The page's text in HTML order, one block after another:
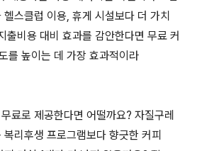
스클럽 이용, 휴게 시설보다 더 가치
출비용 대비 효과를 감안한다면 무료 커
를 높이는 데 가장 효과적이라
료로 제공한다면 어떨까요? 자질구레
리후생 프로그램보다 향긋한 커피